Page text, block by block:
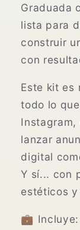
Graduada
lista para
construir
con
Este kit es
todo lo
lanzar
digital
Y sí... con
estéticos
💼 Incluye: